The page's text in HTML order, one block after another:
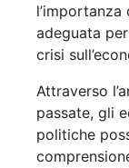
adeguata
crisi
Attraverso
passate, gli
politiche